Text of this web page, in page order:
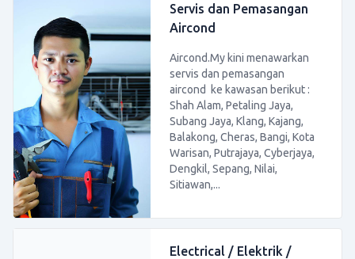
Servis dan Pemasangan
Aircond
Aircond.My kini menawarkan
servis dan pemasangan
aircond ke kawasan berikut :
Shah Alam, Petaling Jaya,
Subang Jaya, Klang, Kajang,
Balakong, Cheras, Bangi, Kota
Warisan, Putrajaya, Cyberjaya,
Dengkil, Sepang, Nilai,
Sitiawan,...
Electrical / Elektrik /